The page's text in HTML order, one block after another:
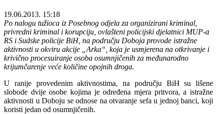
19.06.2013. 15:18
Po nalogu tužioca iz Posebnog odjela za organizirani kriminal,
privredni kriminal i korupciju, ovlašteni policijski djelatnici MUP-a
RS i Sudske policije BiH, na području Doboja provode istražne
aktivnosti u okviru akcije „Arka“, koja je usmjerena na otkrivanje i
krivično procesuiranje osoba osumnjičenih za međunarodno
krijumčarenje veće količine opojnih droga.
U ranije provedenim aktivnostima, na području BiH su lišene
slobode dvije osobe kojima je određena mjera pritvora, a istražne
aktivnosti u Doboju se odnose na otvaranje sefa u jednoj banci, koji
koristi jedan od osumnjičenih.